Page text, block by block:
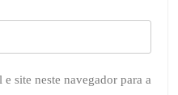
site neste navegador para a